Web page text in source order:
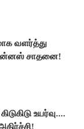
வளர்த்து
சாதனை!
உயர்வு....